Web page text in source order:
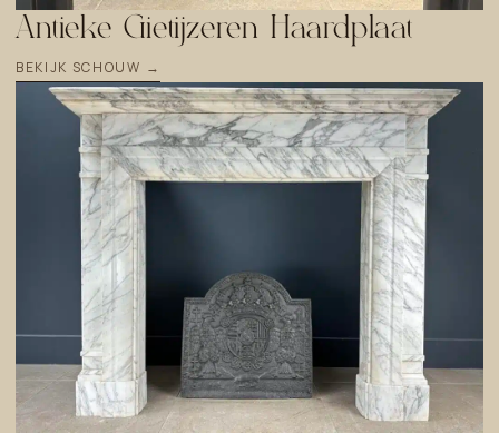
Antieke Gietijzeren Haardplaat
BEKIJK SCHOUW →